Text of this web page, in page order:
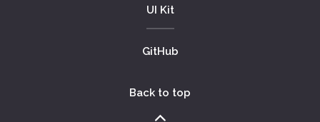
UI Kit
GitHub
Back to top